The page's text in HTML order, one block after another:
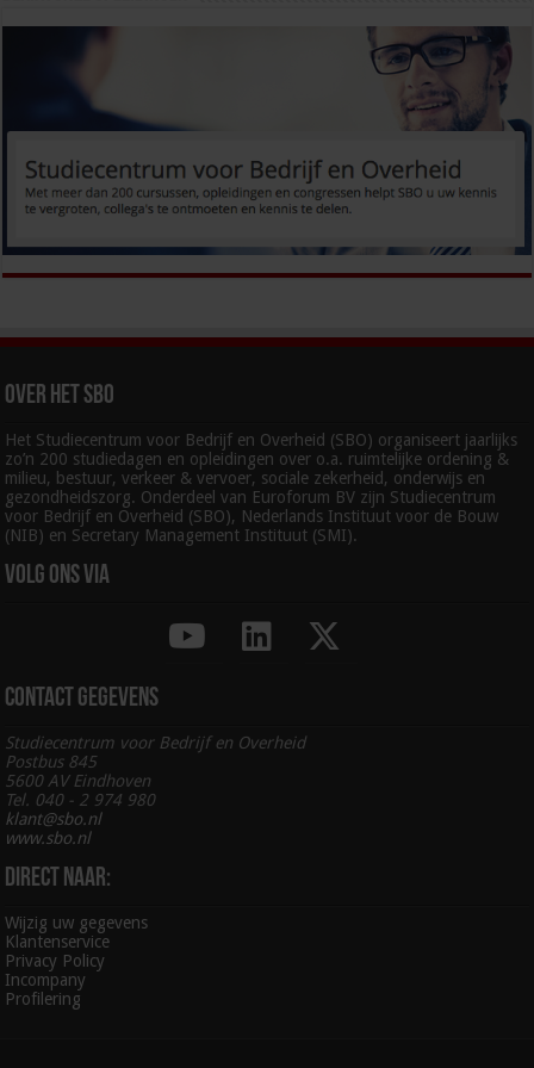
Over het SBO
Het Studiecentrum voor Bedrijf en Overheid (SBO) organiseert jaarlijks
zo’n 200 studiedagen en opleidingen over o.a. ruimtelijke ordening &
milieu, bestuur, verkeer & vervoer, sociale zekerheid, onderwijs en
gezondheidszorg. Onderdeel van Euroforum BV zijn Studiecentrum
voor Bedrijf en Overheid (SBO), Nederlands Instituut voor de Bouw
(NIB) en Secretary Management Instituut (SMI).
Volg ons via
Contact gegevens
Studiecentrum voor Bedrijf en Overheid
Postbus 845
5600 AV Eindhoven
Tel. 040 - 2 974 980
klant@sbo.nl
www.sbo.nl
Direct naar:
Wijzig uw gegevens
Klantenservice
Privacy Policy
Incompany
Profilering